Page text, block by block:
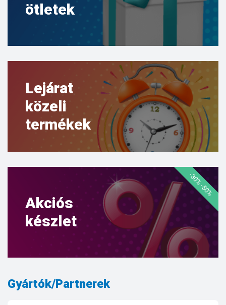
ötletek
Lejárat
közeli
termékek
Akciós
készlet
-30% -50%
Gyártók/Partnerek